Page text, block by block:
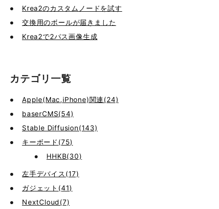
Krea2のカスタムノードを試す
交換用のボールが届きました
Krea2で2パス画像生成
カテゴリ一覧
Apple(Mac,iPhone)関連(24)
baserCMS(54)
Stable Diffusion(143)
キーボード(75)
HHKB(30)
左手デバイス(17)
ガジェット(41)
NextCloud(7)